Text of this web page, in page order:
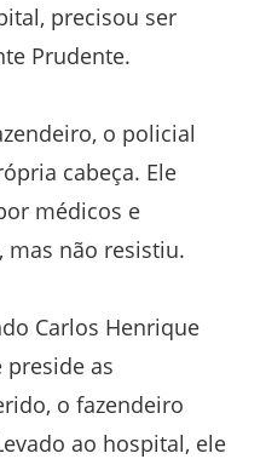
precisou ser
Prudente.
o policial
cabeça. Ele
médicos e
mas não resistiu.
Carlos Henrique
preside as
o fazendeiro
ao hospital, ele